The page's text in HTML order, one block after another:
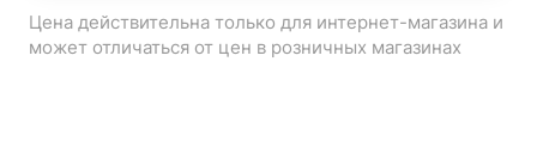
Цена действительна только для интернет-магазина и
может отличаться от цен в розничных магазинах